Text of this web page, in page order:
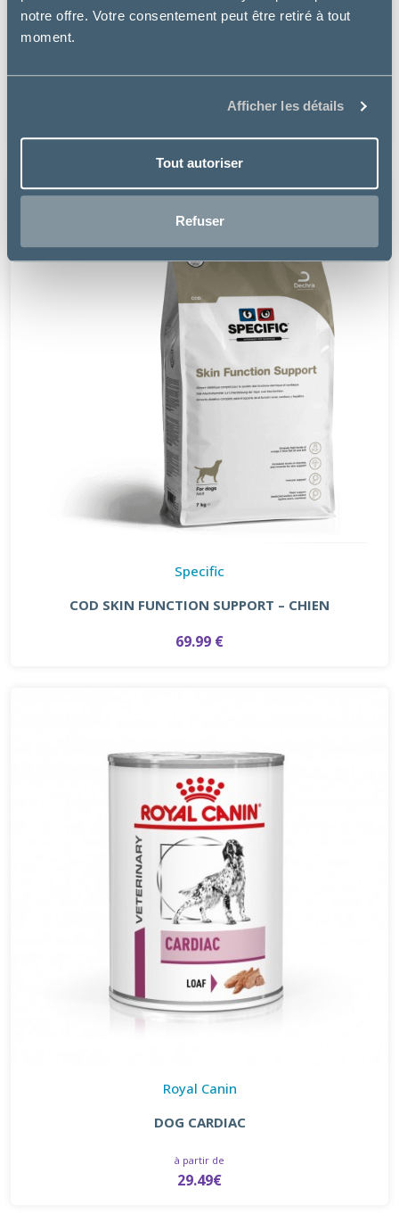
notre offre. Votre consentement peut être retiré à tout
moment.
Afficher les détails
Tout autoriser
Refuser
Specific
COD SKIN FUNCTION SUPPORT – CHIEN
69.99 €
Royal Canin
DOG CARDIAC
à partir de
29.49€